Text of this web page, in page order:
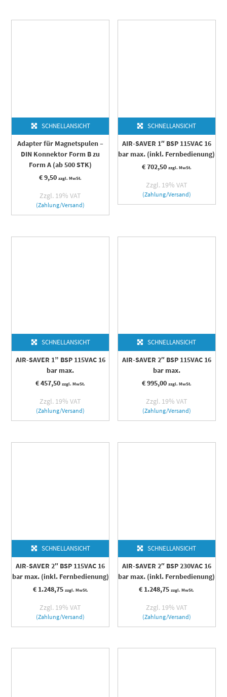
SCHNELLANSICHT
Adapter für Magnetspulen –
DIN Konnektor Form B zu
Form A (ab 500 STK)
€9,50 zzgl. MwSt.
Zzgl. 19% VAT
(Zahlung/Versand)
SCHNELLANSICHT
AIR-SAVER 1″ BSP 115VAC 16
bar max. (inkl. Fernbedienung)
€702,50 zzgl. MwSt.
Zzgl. 19% VAT
(Zahlung/Versand)
SCHNELLANSICHT
AIR-SAVER 1” BSP 115VAC 16
bar max.
€457,50 zzgl. MwSt.
Zzgl. 19% VAT
(Zahlung/Versand)
SCHNELLANSICHT
AIR-SAVER 2″ BSP 115VAC 16
bar max.
€995,00 zzgl. MwSt.
Zzgl. 19% VAT
(Zahlung/Versand)
SCHNELLANSICHT
AIR-SAVER 2″ BSP 115VAC 16
bar max. (inkl. Fernbedienung)
€1.248,75 zzgl. MwSt.
Zzgl. 19% VAT
(Zahlung/Versand)
SCHNELLANSICHT
AIR-SAVER 2″ BSP 230VAC 16
bar max. (inkl. Fernbedienung)
€ 1.248,75 zzgl. MwSt.
Zzgl. 19% VAT
(Zahlung/Versand)